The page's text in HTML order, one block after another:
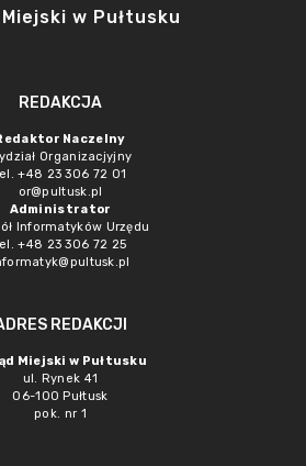
w Pułtusku
REDAKCJA
Naczelny
Organizacjyjny
+48 23 306 72 01
or@pultusk.pl
Administrator
Informatyków Urzędu
+48 23 306 72 25
REDAKCJI
Miejski w Pułtusku
ul. Rynek 41
06-100 Pułtusk
pok. nr 1